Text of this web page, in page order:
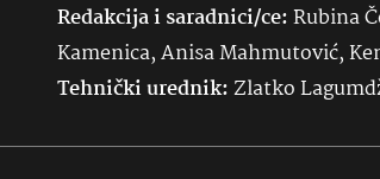
Redakcija i saradnici/ce:Rubina
Kamenica, Anisa Mahmutović,
Tehnički urednik:Zlatko